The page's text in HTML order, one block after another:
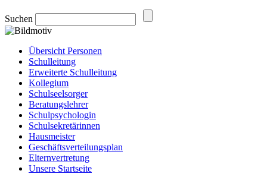
Suchen
Übersicht Personen
Schulleitung
Erweiterte Schulleitung
Kollegium
Schulseelsorger
Beratungslehrer
Schulpsychologin
Schulsekretärinnen
Hausmeister
Geschäftsverteilungsplan
Elternvertretung
Unsere Startseite